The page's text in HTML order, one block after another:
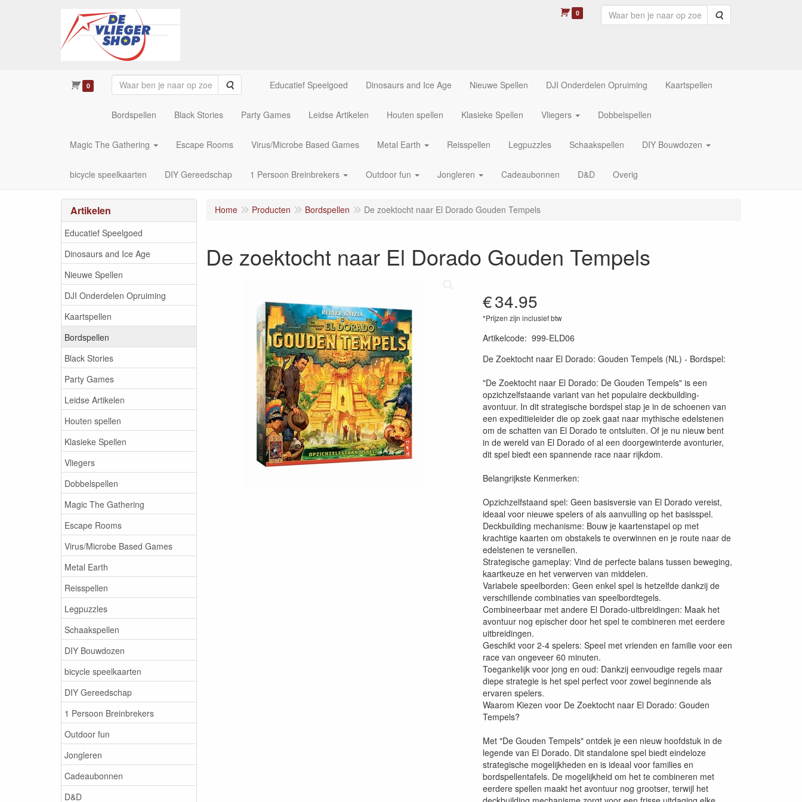
0 Zoeken
0 Zoeken Educatief Speelgoed Dinosaurs and Ice Age Nieuwe Spellen DJI Onderdelen Opruiming Kaartspellen
Bordspellen Black Stories Party Games Leidse Artikelen Houten spellen Klasieke Spellen Vliegers Dobbelspellen
Magic The Gathering Escape Rooms Virus/Microbe Based Games Metal Earth Reisspellen Legpuzzles Schaakspellen DIY Bouwdozen
bicycle speelkaarten DIY Gereedschap 1 Persoon Breinbrekers Outdoor fun Jongleren Cadeaubonnen D&D Overig
Artikelen
Educatief Speelgoed
Dinosaurs and Ice Age
Nieuwe Spellen
DJI Onderdelen Opruiming
Kaartspellen
Bordspellen
Black Stories
Party Games
Leidse Artikelen
Houten spellen
Klasieke Spellen
Vliegers
Dobbelspellen
Magic The Gathering
Escape Rooms
Virus/Microbe Based Games
Metal Earth
Reisspellen
Legpuzzles
Schaakspellen
DIY Bouwdozen
bicycle speelkaarten
DIY Gereedschap
1 Persoon Breinbrekers
Outdoor fun
Jongleren
Cadeaubonnen
D&D
Home Producten Bordspellen De zoektocht naar El Dorado Gouden Tempels
De zoektocht naar El Dorado Gouden Tempels
€34.95
*Prijzen zijn inclusief btw
Artikelcode: 999-ELD06
De Zoektocht naar El Dorado: Gouden Tempels (NL) - Bordspel:
"De Zoektocht naar El Dorado: De Gouden Tempels" is een
opzichzelfstaande variant van het populaire deckbuilding-
avontuur. In dit strategische bordspel stap je in de schoenen van
een expeditieleider die op zoek gaat naar mythische edelstenen
om de schatten van El Dorado te ontsluiten. Of je nu nieuw bent
in de wereld van El Dorado of al een doorgewinterde avonturier,
dit spel biedt een spannende race naar rijkdom.
Belangrijkste Kenmerken:
Opzichzelfstaand spel: Geen basisversie van El Dorado vereist,
ideaal voor nieuwe spelers of als aanvulling op het basisspel.
Deckbuilding mechanisme: Bouw je kaartenstapel op met
krachtige kaarten om obstakels te overwinnen en je route naar de
edelstenen te versnellen.
Strategische gameplay: Vind de perfecte balans tussen beweging,
kaartkeuze en het verwerven van middelen.
Variabele speelborden: Geen enkel spel is hetzelfde dankzij de
verschillende combinaties van speelbordtegels.
Combineerbaar met andere El Dorado-uitbreidingen: Maak het
avontuur nog epischer door het spel te combineren met eerdere
uitbreidingen.
Geschikt voor 2-4 spelers: Speel met vrienden en familie voor een
race van ongeveer 60 minuten.
Toegankelijk voor jong en oud: Dankzij eenvoudige regels maar
diepe strategie is het spel perfect voor zowel beginnende als
ervaren spelers.
Waarom Kiezen voor De Zoektocht naar El Dorado: Gouden
Tempels?
Met "De Gouden Tempels" ontdek je een nieuw hoofdstuk in de
legende van El Dorado. Dit standalone spel biedt eindeloze
strategische mogelijkheden en is ideaal voor families en
bordspellentafels. De mogelijkheid om het te combineren met
eerdere spellen maakt het avontuur nog grootser, terwijl het